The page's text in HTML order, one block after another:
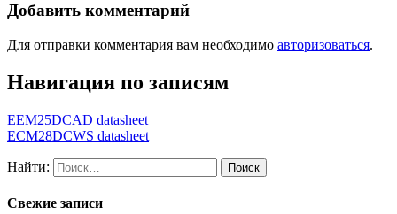
Добавить комментарий
Для отправки комментария вам необходимо авторизоваться.
Навигация по записям
EEM25DCAD datasheet
ECM28DCWS datasheet
Найти:
Свежие записи